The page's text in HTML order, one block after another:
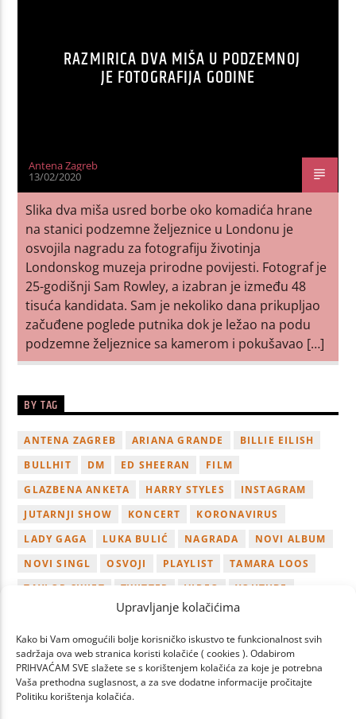
Upravljanje kolačićima
Kako bi Vam omogućili bolje korisničko iskustvo te funkcionalnost svih
sadržaja ova web stranica koristi kolačiće ( cookies ). Odabirom
PRIHVAĆAM SVE slažete se s korištenjem kolačića za koje je potrebna
Vaša prethodna suglasnost, a za sve dodatne informacije pročitajte
Politiku korištenja kolačića.
RAZMIRICA DVA MIŠA U PODZEMNOJ
JE FOTOGRAFIJA GODINE
Antena Zagreb
13/02/2020
Slika dva miša usred borbe oko komadića hrane
na stanici podzemne željeznice u Londonu je
osvojila nagradu za fotografiju životinja
Londonskog muzeja prirodne povijesti. Fotograf je
25-godišnji Sam Rowley, a izabran je između 48
tisuća kandidata. Sam je nekoliko dana prikupljao
začuđene poglede putnika dok je ležao na podu
podzemne željeznice sa kamerom i pokušavao […]
BY TAG
ANTENA ZAGREB ARIANA GRANDE
BILLIE EILISH
BULLHIT
DM ED SHEERAN
FILM
GLAZBENA ANKETA
HARRY STYLES
INSTAGRAM
JUTARNJI SHOW
KONCERT
KORONAVIRUS
LADY GAGA
LUKA BULIĆ NAGRADA
NOVI ALBUM
NOVI SINGL
OSVOJI PLAYLIST
TAMARA LOOS
TAYLOR SWIFT
TWITTER VIDEO
YOUTUBE